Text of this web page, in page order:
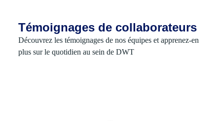
Témoignages de collaborateurs
Découvrez les témoignages de nos équipes et apprenez-en
plus sur le quotidien au sein de DWT